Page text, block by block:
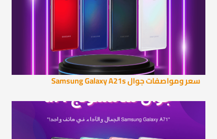
سعر ومواصفات جوال Samsung Galaxy A21s